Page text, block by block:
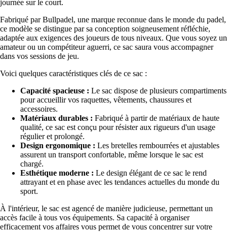
journée sur le court.
Fabriqué par Bullpadel, une marque reconnue dans le monde du padel,
ce modèle se distingue par sa conception soigneusement réfléchie,
adaptée aux exigences des joueurs de tous niveaux. Que vous soyez un
amateur ou un compétiteur aguerri, ce sac saura vous accompagner
dans vos sessions de jeu.
Voici quelques caractéristiques clés de ce sac :
Capacité spacieuse : Le sac dispose de plusieurs compartiments
pour accueillir vos raquettes, vêtements, chaussures et
accessoires.
Matériaux durables : Fabriqué à partir de matériaux de haute
qualité, ce sac est conçu pour résister aux rigueurs d'un usage
régulier et prolongé.
Design ergonomique : Les bretelles rembourrées et ajustables
assurent un transport confortable, même lorsque le sac est
chargé.
Esthétique moderne : Le design élégant de ce sac le rend
attrayant et en phase avec les tendances actuelles du monde du
sport.
À l'intérieur, le sac est agencé de manière judicieuse, permettant un
accès facile à tous vos équipements. Sa capacité à organiser
efficacement vos affaires vous permet de vous concentrer sur votre